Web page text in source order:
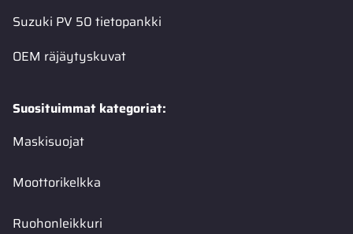
Suzuki PV 50 tietopankki
OEM räjäytyskuvat
Suosituimmat kategoriat:
Maskisuojat
Moottorikelkka
Ruohonleikkuri